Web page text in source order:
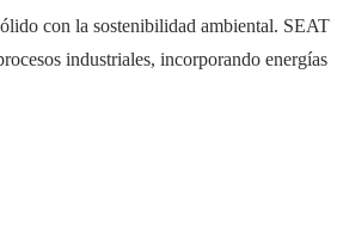
con la sostenibilidad ambiental. SEAT
industriales, incorporando energías